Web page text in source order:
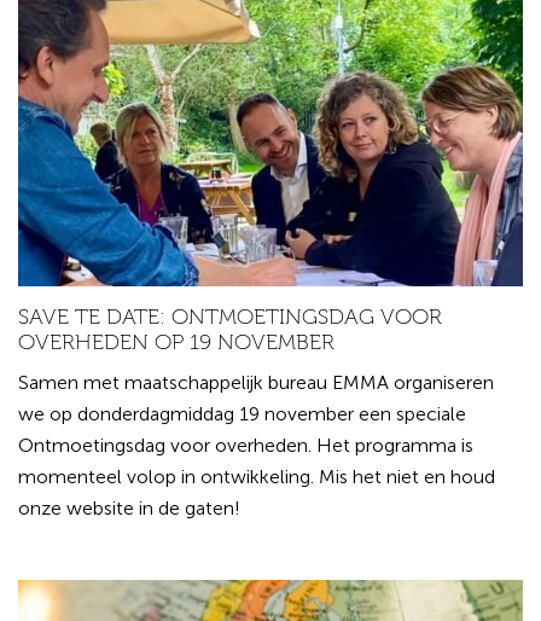
SAVE TE DATE: ONTMOETINGSDAG VOOR
OVERHEDEN OP 19 NOVEMBER
Samen met maatschappelijk bureau EMMA organiseren
we op donderdagmiddag 19 november een speciale
Ontmoetingsdag voor overheden. Het programma is
momenteel volop in ontwikkeling. Mis het niet en houd
onze website in de gaten!